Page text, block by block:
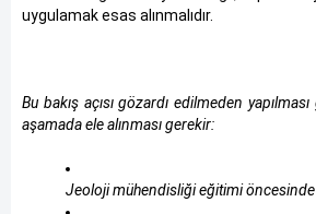
uygulamak esas alınmalıdır.
Bu bakış açısı gözardı edilmeden
aşamada ele alınması gerekir:
Jeoloji mühendisliği eğitimi